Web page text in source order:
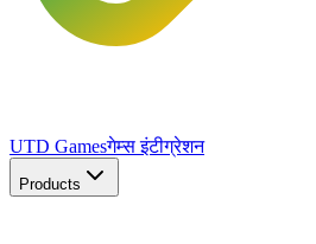
UTD Gamesगेम्स इंटीग्रेशन
Products